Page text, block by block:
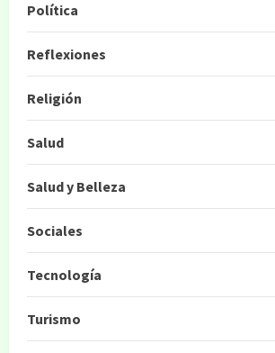
Política
Reflexiones
Religión
Salud
Salud y Belleza
Sociales
Tecnología
Turismo